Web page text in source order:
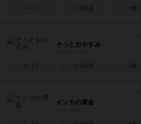
3～6人 15分前後 8歳～
そっとおやすみ
3～7人 15分前後 5歳～
インカの黄金